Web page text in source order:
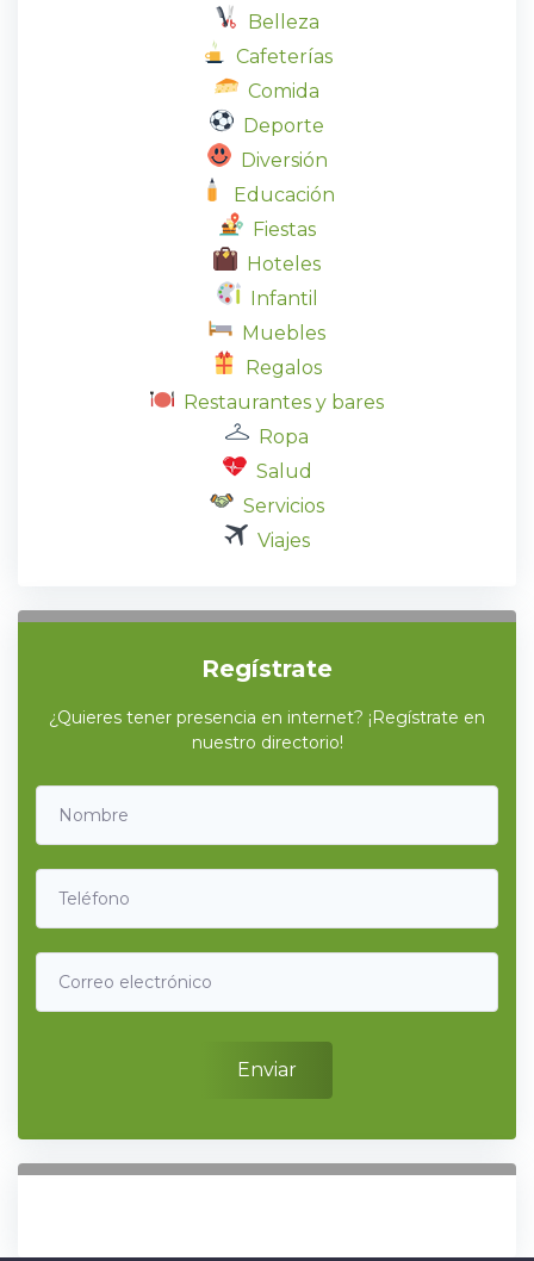
Belleza
Cafeterías
Comida
Deporte
Diversión
Educación
Fiestas
Hoteles
Infantil
Muebles
Regalos
Restaurantes y bares
Ropa
Salud
Servicios
Viajes
Regístrate
¿Quieres tener presencia en internet? ¡Regístrate en
nuestro directorio!
Enviar